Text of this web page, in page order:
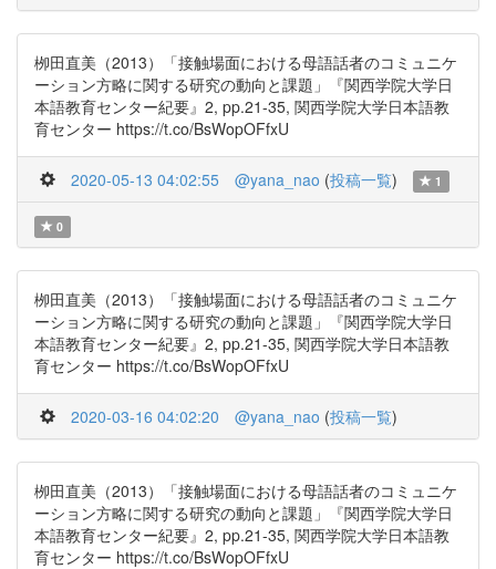
栁田直美（2013）「接触場面における母語話者のコミュニケ
ーション方略に関する研究の動向と課題」『関西学院大学日
本語教育センター紀要』2, pp.21-35, 関西学院大学日本語教
育センター https://t.co/BsWopOFfxU
2020-05-13 04:02:55 @yana_nao (投稿一覧) 1
0
栁田直美（2013）「接触場面における母語話者のコミュニケ
ーション方略に関する研究の動向と課題」『関西学院大学日
本語教育センター紀要』2, pp.21-35, 関西学院大学日本語教
育センター https://t.co/BsWopOFfxU
2020-03-16 04:02:20 @yana_nao (投稿一覧)
栁田直美（2013）「接触場面における母語話者のコミュニケ
ーション方略に関する研究の動向と課題」『関西学院大学日
本語教育センター紀要』2, pp.21-35, 関西学院大学日本語教
育センター https://t.co/BsWopOFfxU